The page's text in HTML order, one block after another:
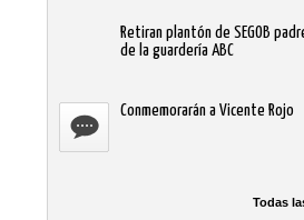
Retiran plantón de SEGOB
de la guardería ABC
Conmemorarán a Vicente Rojo
Todas